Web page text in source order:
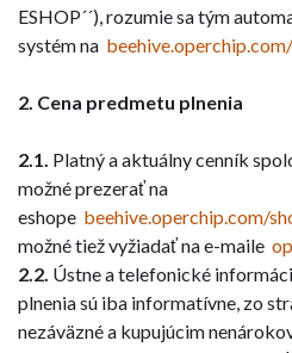
ESHOP´´), rozumie sa tým
systém na
2. Cena predmetu plnenia
2.1. Platný a aktuálny cenník
možné prezerať na
eshope beehive.operchip.com/
možné tiež vyžiadať na e-maile
2.2. Ústne a telefonické
plnenia sú iba informatívne, zo
nezáväzné a kupujúcim